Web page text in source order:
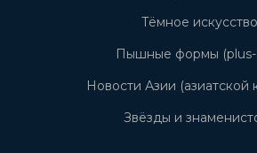
Тёмное искусство
Пышные формы (plus-
Новости Азии (азиатской
Звёзды и